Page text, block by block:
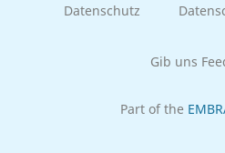
Datenschutz
Gib uns
Part of the